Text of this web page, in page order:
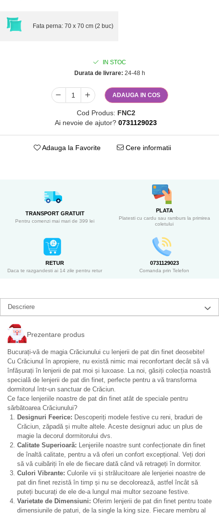
Fata perna: 70 x 70 cm (2 buc)
IN STOC
Durata de livrare: 24-48 h
ADAUGA IN COS
Cod Produs: FNC2
Ai nevoie de ajutor? 0731129023
Adauga la Favorite Cere informatii
TRANSPORT GRATUIT
Pentru comenzi mai mari de 399 lei
PLATA
Platesti cu cardu sau ramburs la primirea
coletului
RETUR
Daca te razgandesti ai 14 zile pentru retur
0731129023
Comanda prin Telefon
Descriere
Prezentare produs
Bucurați-vă de magia Crăciunului cu lenjerii de pat din finet deosebite!
Cu Crăciunul în apropiere, nu există nimic mai reconfortant decât să vă
înfășurați în lenjerii de pat moi și luxoase. La noi, găsiți colecția noastră
specială de lenjerii de pat din finet, perfecte pentru a vă transforma
dormitorul într-un sanctuar de Crăciun.
Ce face lenjeriile noastre de pat din finet atât de speciale pentru
sărbătoarea Crăciunului?
Designuri Feerice: Descoperiți modele festive cu reni, braduri de
Crăciun, zăpadă și multe altele. Aceste designuri aduc un plus de
magie la decorul dormitorului dvs.
Calitate Superioară: Lenjeriile noastre sunt confecționate din finet
de înaltă calitate, pentru a vă oferi un confort excepțional. Veți dori
să vă cuibăriți în ele de fiecare dată când vă retrageți în dormitor.
Culori Vibrante: Culorile vii și strălucitoare ale lenjeriei noastre de
pat din finet rezistă în timp și nu se decolorează, astfel încât să
puteți bucurați de ele de-a lungul mai multor sezoane festive.
Varietate de Dimensiuni: Oferim lenjerii de pat din finet pentru toate
dimensiunile de paturi, de la single la king size. Fiecare membru al